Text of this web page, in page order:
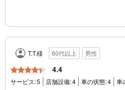
T.T.様 60代以上 男性
4.4
サービス:5 店舗設備:4 車の状態:4 車